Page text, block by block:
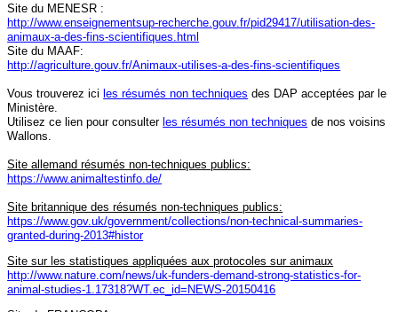
Site du MENESR :
http://www.enseignementsup-recherche.gouv.fr/pid29417/utilisation-des-
animaux-a-des-fins-scientifiques.html
Site du MAAF:
http://agriculture.gouv.fr/Animaux-utilises-a-des-fins-scientifiques
Vous trouverez iciles résumés non techniques des DAP acceptées par le
Ministère.
Utilisez ce lien pour consulterles résumés non techniques de nos voisins
Wallons.
Site allemand résumés non-techniques publics:
https://www.animaltestinfo.de/
Site britannique des résumés non-techniques publics:
https://www.gov.uk/government/collections/non-technical-summaries-
granted-during-2013#histor
Site sur les statistiques appliquées aux protocoles sur animaux
http://www.nature.com/news/uk-funders-demand-strong-statistics-for-
animal-studies-1.17318?WT.ec_id=NEWS-20150416